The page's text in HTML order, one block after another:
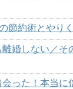
節約術とやり
婚しない／そ
った！本当に